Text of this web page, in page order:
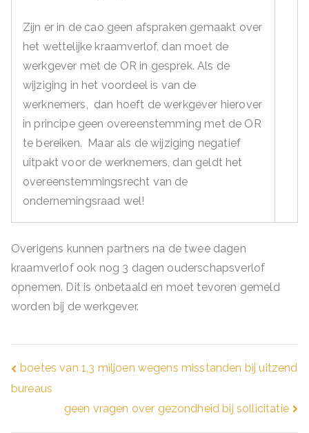
Zijn er in de cao geen afspraken gemaakt over
het wettelijke kraamverlof, dan moet de
werkgever met de OR in gesprek. Als de
wijziging in het voordeel is van de
werknemers, dan hoeft de werkgever hierover
in principe geen overeenstemming met de OR
te bereiken. Maar als de wijziging negatief
uitpakt voor de werknemers, dan geldt het
overeenstemmingsrecht van de
ondernemingsraad wel!
Overigens kunnen partners na de twee dagen
kraamverlof ook nog 3 dagen ouderschapsverlof
opnemen. Dit is onbetaald en moet tevoren gemeld
worden bij de werkgever.
Bericht
navigatie
boetes van 1,3 miljoen wegens misstanden bij uitzend
bureaus
geen vragen over gezondheid bij sollicitatie